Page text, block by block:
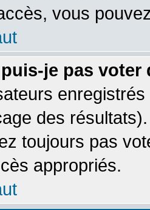
vous
je pas voter
des
toujours pas
appropriés.